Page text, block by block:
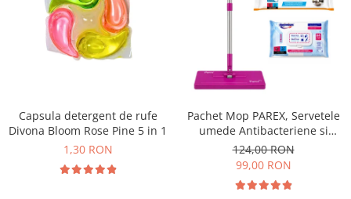
Capsula detergent de rufe
Divona Bloom Rose Pine 5 in 1
1,30 RON
Pachet Mop PAREX, Servetele
umede Antibacteriene si
Multisuprafete
124,00 RON
99,00 RON